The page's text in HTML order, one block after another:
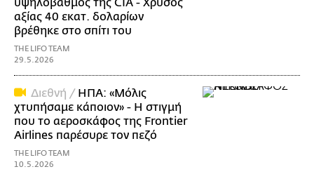
υψηλόβαθμος της CIA - Χρυσός
αξίας 40 εκατ. δολαρίων
βρέθηκε στο σπίτι του
THE LIFO TEAM
29.5.2026
Διεθνή / ΗΠΑ: «Μόλις
χτυπήσαμε κάποιον» - Η στιγμή
που το αεροσκάφος της Frontier
Airlines παρέσυρε τον πεζό
THE LIFO TEAM
10.5.2026